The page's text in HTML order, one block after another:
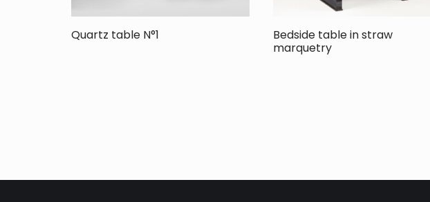
Quartz table N°1
Bedside table in straw
marquetry